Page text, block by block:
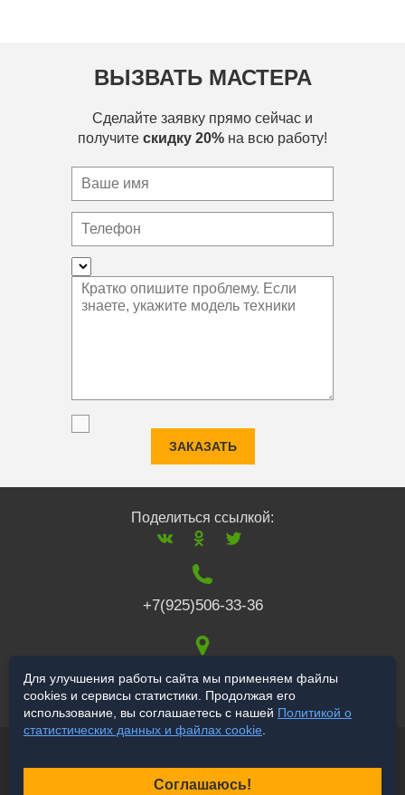
ВЫЗВАТЬ МАСТЕРА
Сделайте заявку прямо сейчас и
получите скидку 20% на всю работу!
ЗАКАЗАТЬ
Поделиться ссылкой:
+7(925)506-33-36
117519,г. Москва,
Варшавское ш., 132
Продвижение сайта
Для улучшения работы сайта мы применяем файлы
cookies и сервисы статистики. Продолжая его
использование, вы соглашаетесь с нашей Политикой о
статистических данных и файлах cookie
Соглашаюсь!